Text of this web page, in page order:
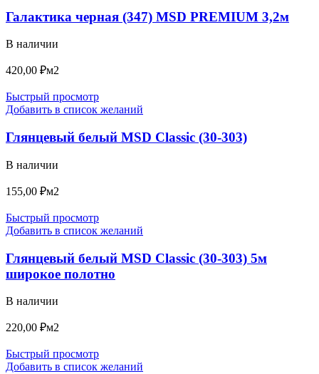
Галактика черная (347) MSD PREMIUM 3,2м
В наличии
420,00 ₽м2
Быстрый просмотр
Добавить в список желаний
Глянцевый белый MSD Classic (30-303)
В наличии
155,00 ₽м2
Быстрый просмотр
Добавить в список желаний
Глянцевый белый MSD Classic (30-303) 5м
широкое полотно
В наличии
220,00 ₽м2
Быстрый просмотр
Добавить в список желаний